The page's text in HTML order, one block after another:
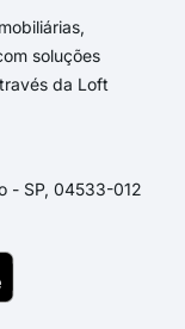
soluções
da Loft
- SP, 04533-012